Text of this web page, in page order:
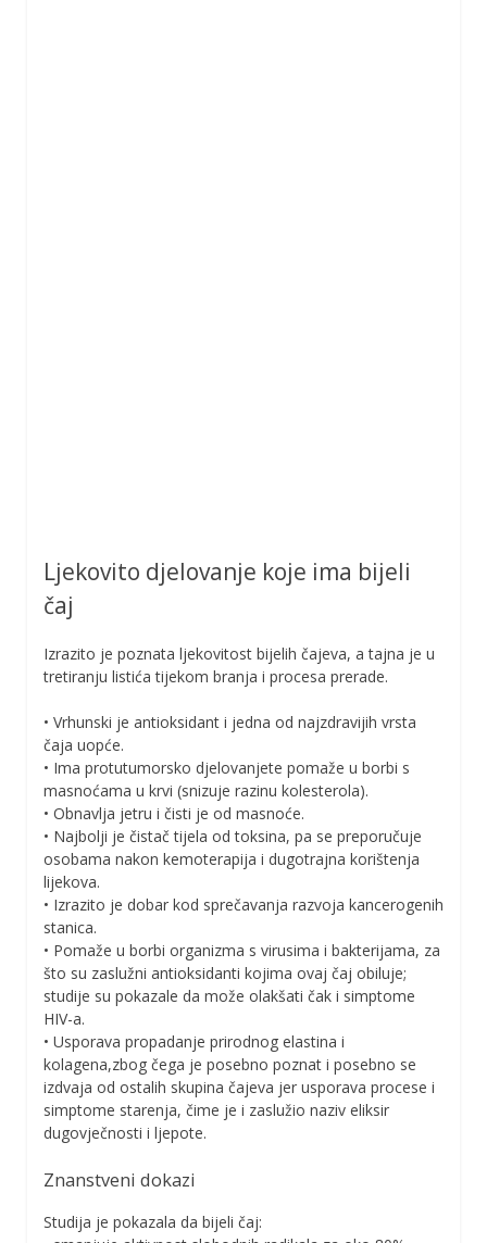
Ljekovito djelovanje koje ima bijeli
čaj
Izrazito je poznata ljekovitost bijelih čajeva, a tajna je u
tretiranju listića tijekom branja i procesa prerade.
• Vrhunski je antioksidant i jedna od najzdravijih vrsta
čaja uopće.
• Ima protutumorsko djelovanjete pomaže u borbi s
masnoćama u krvi (snizuje razinu kolesterola).
• Obnavlja jetru i čisti je od masnoće.
• Najbolji je čistač tijela od toksina, pa se preporučuje
osobama nakon kemoterapija i dugotrajna korištenja
lijekova.
• Izrazito je dobar kod sprečavanja razvoja kancerogenih
stanica.
• Pomaže u borbi organizma s virusima i bakterijama, za
što su zaslužni antioksidanti kojima ovaj čaj obiluje;
studije su pokazale da može olakšati čak i simptome
HIV-a.
• Usporava propadanje prirodnog elastina i
kolagena,zbog čega je posebno poznat i posebno se
izdvaja od ostalih skupina čajeva jer usporava procese i
simptome starenja, čime je i zaslužio naziv eliksir
dugovječnosti i ljepote.
Znanstveni dokazi
Studija je pokazala da bijeli čaj: